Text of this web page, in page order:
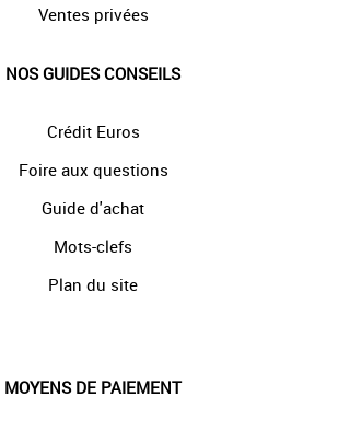
Ventes privées
NOS GUIDES CONSEILS
Crédit Euros
Foire aux questions
Guide d'achat
Mots-clefs
Plan du site
MOYENS DE PAIEMENT